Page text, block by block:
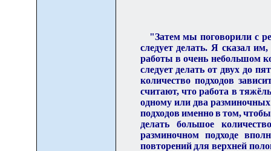
"Затем мы поговорили с
следует делать. Я сказал
работы в очень небольшом
следует делать от двух до
количество подходов
считают, что работа в
одному или два
подходов именно в том,
делать большое
разминочном подходе
повторений для верхней